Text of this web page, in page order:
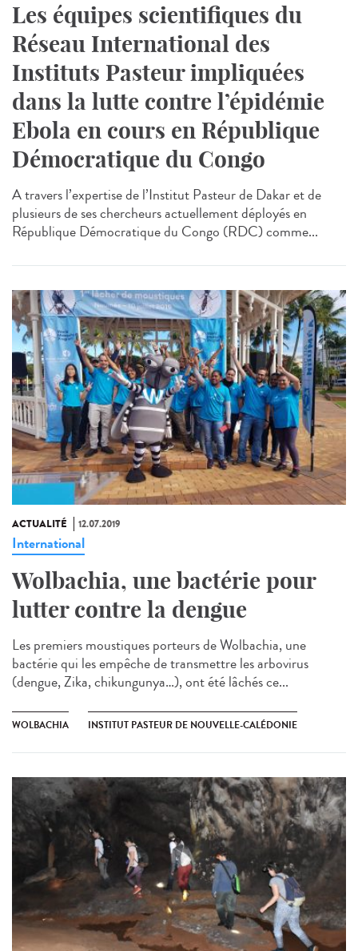
Les équipes scientifiques du
Réseau International des
Instituts Pasteur impliquées
dans la lutte contre l’épidémie
Ebola en cours en République
Démocratique du Congo
A travers l’expertise de l’Institut Pasteur de Dakar et de
plusieurs de ses chercheurs actuellement déployés en
République Démocratique du Congo (RDC) comme...
ACTUALITÉ 12.07.2019
International
Wolbachia, une bactérie pour
lutter contre la dengue
Les premiers moustiques porteurs de Wolbachia, une
bactérie qui les empêche de transmettre les arbovirus
(dengue, Zika, chikungunya…), ont été lâchés ce...
WOLBACHIA INSTITUT PASTEUR DE NOUVELLE-CALÉDONIE